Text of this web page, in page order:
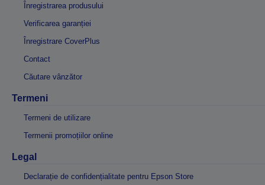
Înregistrarea produsului
Verificarea garanției
Înregistrare CoverPlus
Contact
Căutare vânzător
Termeni
Termeni de utilizare
Termenii promoțiilor online
Legal
Declarație de confidențialitate pentru Epson Store